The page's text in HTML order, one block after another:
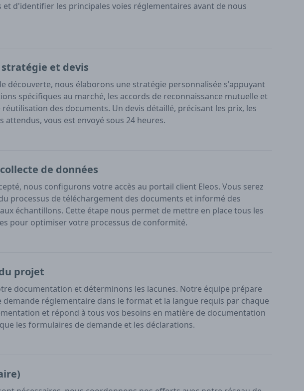
d'identifier les principales voies réglementaires avant de nous
et devis
découverte, nous élaborons une stratégie personnalisée s'appuyant
spécifiques au marché, les accords de reconnaissance mutuelle et
des documents. Un devis détaillé, précisant les prix, les
attendus, vous est envoyé sous 24 heures.
de données
nous configurons votre accès au portail client Eleos. Vous serez
processus de téléchargement des documents et informé des
échantillons. Cette étape nous permet de mettre en place tous les
pour optimiser votre processus de conformité.
projet
documentation et déterminons les lacunes. Notre équipe prépare
demande réglementaire dans le format et la langue requis par chaque
et répond à tous vos besoins en matière de documentation
les formulaires de demande et les déclarations.